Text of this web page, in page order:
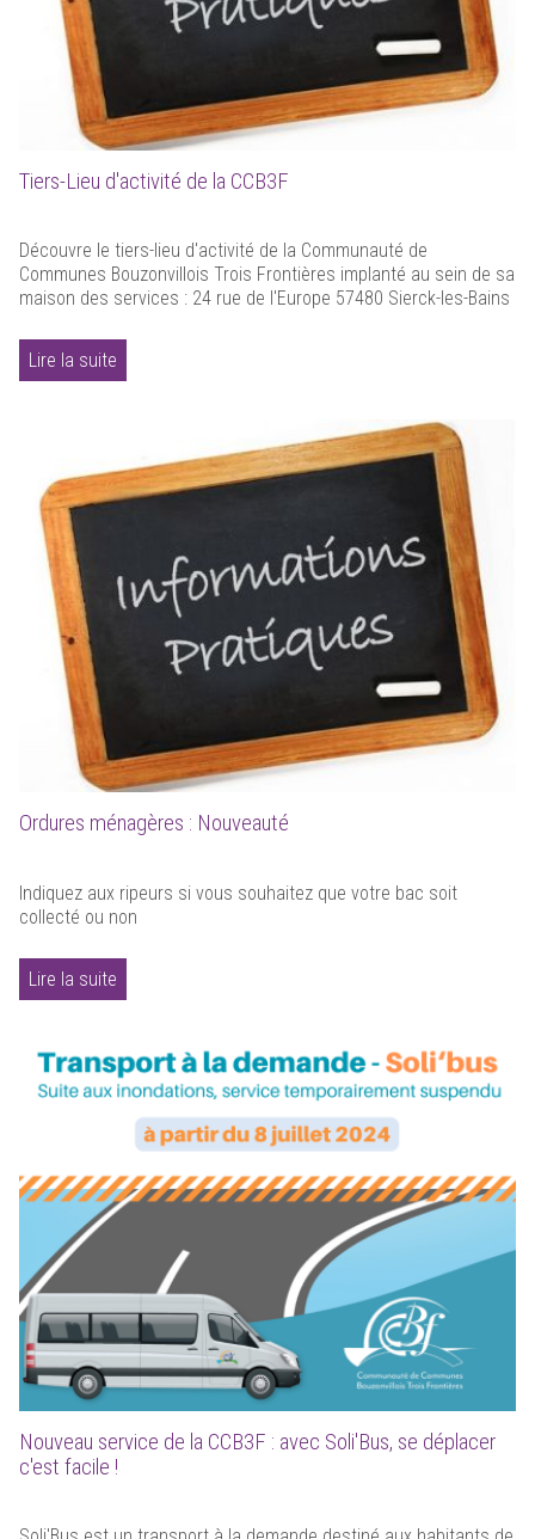
Tiers-Lieu d'activité de la CCB3F
Découvre le tiers-lieu d'activité de la Communauté de
Communes Bouzonvillois Trois Frontières implanté au sein de sa
maison des services : 24 rue de l'Europe 57480 Sierck-les-Bains
Lire la suite
Ordures ménagères : Nouveauté
Indiquez aux ripeurs si vous souhaitez que votre bac soit
collecté ou non
Lire la suite
Nouveau service de la CCB3F : avec Soli'Bus, se déplacer
c'est facile !